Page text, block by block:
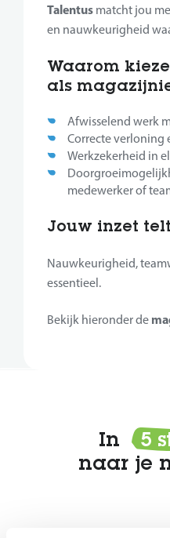
Talentus matcht jou
en nauwkeurigheid
Waarom
als
Afwisselend werk
Correcte verloning
Werkzekerheid in
medewerker of
Jouw inzet
Nauwkeurigheid,
essentieel.
Bekijk hieronder de
In
5
naar je